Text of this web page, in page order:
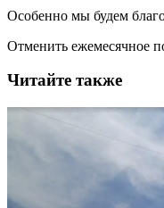
Особенно мы будем
Отменить ежемесячное
Читайте также